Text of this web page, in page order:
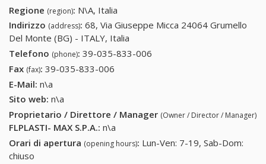
Regione (region): N\A, Italia
Indirizzo (address): 68, Via Giuseppe Micca 24064 Grumello
Del Monte (BG) - ITALY, Italia
Telefono (phone): 39-035-833-006
Fax (fax): 39-035-833-006
E-Mail: n\a
Sito web: n\a
Proprietario / Direttore / Manager (Owner / Director / Manager)
FLPLASTI- MAX S.P.A.: n\a
Orari di apertura (opening hours): Lun-Ven: 7-19, Sab-Dom:
chiuso